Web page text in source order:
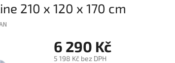
210 x 120 x 170 cm
6 290 Kč
5 198 Kč bez DPH